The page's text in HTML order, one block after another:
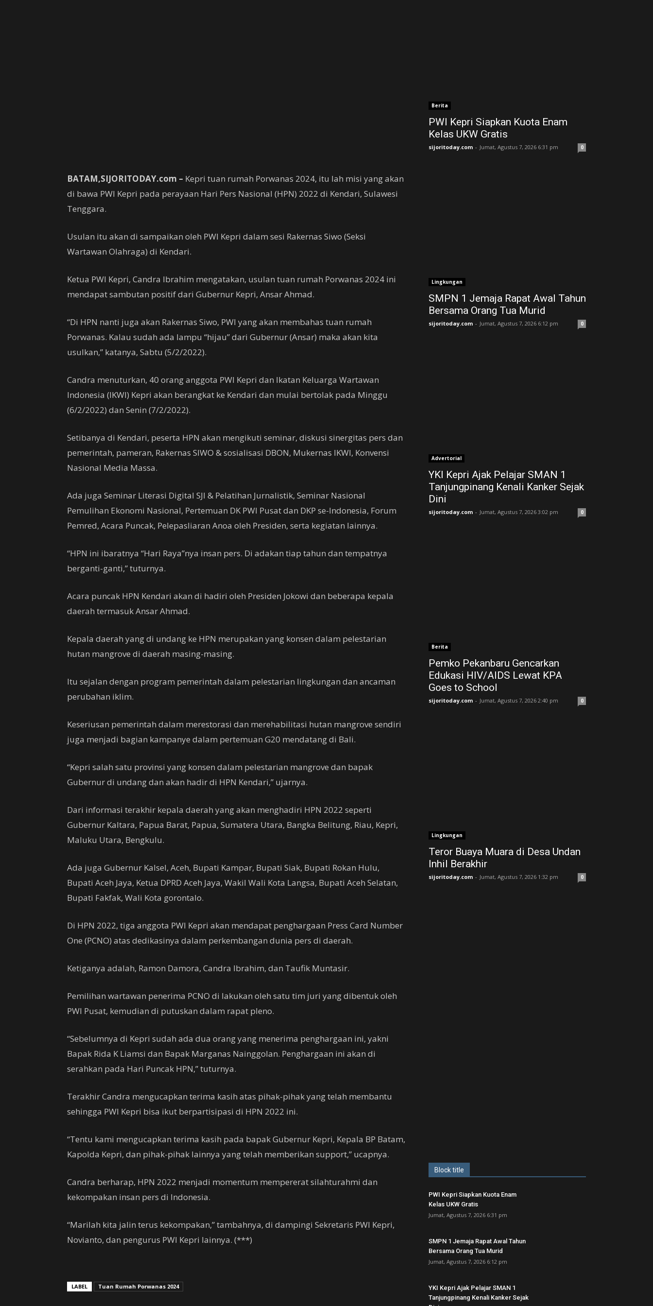
BATAM,SIJORITODAY.com – Kepri tuan rumah Porwanas 2024, itu lah misi yang akan
di bawa PWI Kepri pada perayaan Hari Pers Nasional (HPN) 2022 di Kendari, Sulawesi
Tenggara.
Usulan itu akan di sampaikan oleh PWI Kepri dalam sesi Rakernas Siwo (Seksi
Wartawan Olahraga) di Kendari.
Ketua PWI Kepri, Candra Ibrahim mengatakan, usulan tuan rumah Porwanas 2024 ini
mendapat sambutan positif dari Gubernur Kepri, Ansar Ahmad.
“Di HPN nanti juga akan Rakernas Siwo, PWI yang akan membahas tuan rumah
Porwanas. Kalau sudah ada lampu “hijau” dari Gubernur (Ansar) maka akan kita
usulkan,” katanya, Sabtu (5/2/2022).
Candra menuturkan, 40 orang anggota PWI Kepri dan Ikatan Keluarga Wartawan
Indonesia (IKWI) Kepri akan berangkat ke Kendari dan mulai bertolak pada Minggu
(6/2/2022) dan Senin (7/2/2022).
Setibanya di Kendari, peserta HPN akan mengikuti seminar, diskusi sinergitas pers dan
pemerintah, pameran, Rakernas SIWO & sosialisasi DBON, Mukernas IKWI, Konvensi
Nasional Media Massa.
Ada juga Seminar Literasi Digital SJI & Pelatihan Jurnalistik, Seminar Nasional
Pemulihan Ekonomi Nasional, Pertemuan DK PWI Pusat dan DKP se-Indonesia, Forum
Pemred, Acara Puncak, Pelepasliaran Anoa oleh Presiden, serta kegiatan lainnya.
“HPN ini ibaratnya “Hari Raya”nya insan pers. Di adakan tiap tahun dan tempatnya
berganti-ganti,” tuturnya.
Acara puncak HPN Kendari akan di hadiri oleh Presiden Jokowi dan beberapa kepala
daerah termasuk Ansar Ahmad.
Kepala daerah yang di undang ke HPN merupakan yang konsen dalam pelestarian
hutan mangrove di daerah masing-masing.
Itu sejalan dengan program pemerintah dalam pelestarian lingkungan dan ancaman
perubahan iklim.
Keseriusan pemerintah dalam merestorasi dan merehabilitasi hutan mangrove sendiri
juga menjadi bagian kampanye dalam pertemuan G20 mendatang di Bali.
“Kepri salah satu provinsi yang konsen dalam pelestarian mangrove dan bapak
Gubernur di undang dan akan hadir di HPN Kendari,” ujarnya.
Dari informasi terakhir kepala daerah yang akan menghadiri HPN 2022 seperti
Gubernur Kaltara, Papua Barat, Papua, Sumatera Utara, Bangka Belitung, Riau, Kepri,
Maluku Utara, Bengkulu.
Ada juga Gubernur Kalsel, Aceh, Bupati Kampar, Bupati Siak, Bupati Rokan Hulu,
Bupati Aceh Jaya, Ketua DPRD Aceh Jaya, Wakil Wali Kota Langsa, Bupati Aceh Selatan,
Bupati Fakfak, Wali Kota gorontalo.
Di HPN 2022, tiga anggota PWI Kepri akan mendapat penghargaan Press Card Number
One (PCNO) atas dedikasinya dalam perkembangan dunia pers di daerah.
Ketiganya adalah, Ramon Damora, Candra Ibrahim, dan Taufik Muntasir.
Pemilihan wartawan penerima PCNO di lakukan oleh satu tim juri yang dibentuk oleh
PWI Pusat, kemudian di putuskan dalam rapat pleno.
“Sebelumnya di Kepri sudah ada dua orang yang menerima penghargaan ini, yakni
Bapak Rida K Liamsi dan Bapak Marganas Nainggolan. Penghargaan ini akan di
serahkan pada Hari Puncak HPN,” tuturnya.
Terakhir Candra mengucapkan terima kasih atas pihak-pihak yang telah membantu
sehingga PWI Kepri bisa ikut berpartisipasi di HPN 2022 ini.
“Tentu kami mengucapkan terima kasih pada bapak Gubernur Kepri, Kepala BP Batam,
Kapolda Kepri, dan pihak-pihak lainnya yang telah memberikan support,” ucapnya.
Candra berharap, HPN 2022 menjadi momentum mempererat silahturahmi dan
kekompakan insan pers di Indonesia.
“Marilah kita jalin terus kekompakan,” tambahnya, di dampingi Sekretaris PWI Kepri,
Novianto, dan pengurus PWI Kepri lainnya. (***)
LABEL Tuan Rumah Porwanas 2024
Berita
PWI Kepri Siapkan Kuota Enam
Kelas UKW Gratis
sijoritoday.com - Jumat, Agustus 7, 2026 6:31 pm 0
Lingkungan
SMPN 1 Jemaja Rapat Awal Tahun
Bersama Orang Tua Murid ‎
sijoritoday.com - Jumat, Agustus 7, 2026 6:12 pm 0
Advertorial
YKI Kepri Ajak Pelajar SMAN 1
Tanjungpinang Kenali Kanker Sejak
Dini
sijoritoday.com - Jumat, Agustus 7, 2026 3:02 pm 0
Berita
Pemko Pekanbaru Gencarkan
Edukasi HIV/AIDS Lewat KPA
Goes to School
sijoritoday.com - Jumat, Agustus 7, 2026 2:40 pm 0
Lingkungan
Teror Buaya Muara di Desa Undan
Inhil Berakhir
sijoritoday.com - Jumat, Agustus 7, 2026 1:32 pm 0
Block title
PWI Kepri Siapkan Kuota Enam
Kelas UKW Gratis
Jumat, Agustus 7, 2026 6:31 pm
SMPN 1 Jemaja Rapat Awal Tahun
Bersama Orang Tua Murid ‎
Jumat, Agustus 7, 2026 6:12 pm
YKI Kepri Ajak Pelajar SMAN 1
Tanjungpinang Kenali Kanker Sejak